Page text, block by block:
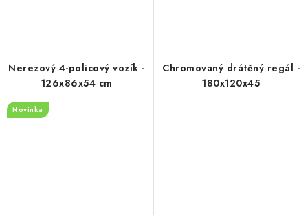
Nerezový 4-policový vozík -
126x86x54 cm
Novinka
Chromovaný drátěný regál -
180x120x45